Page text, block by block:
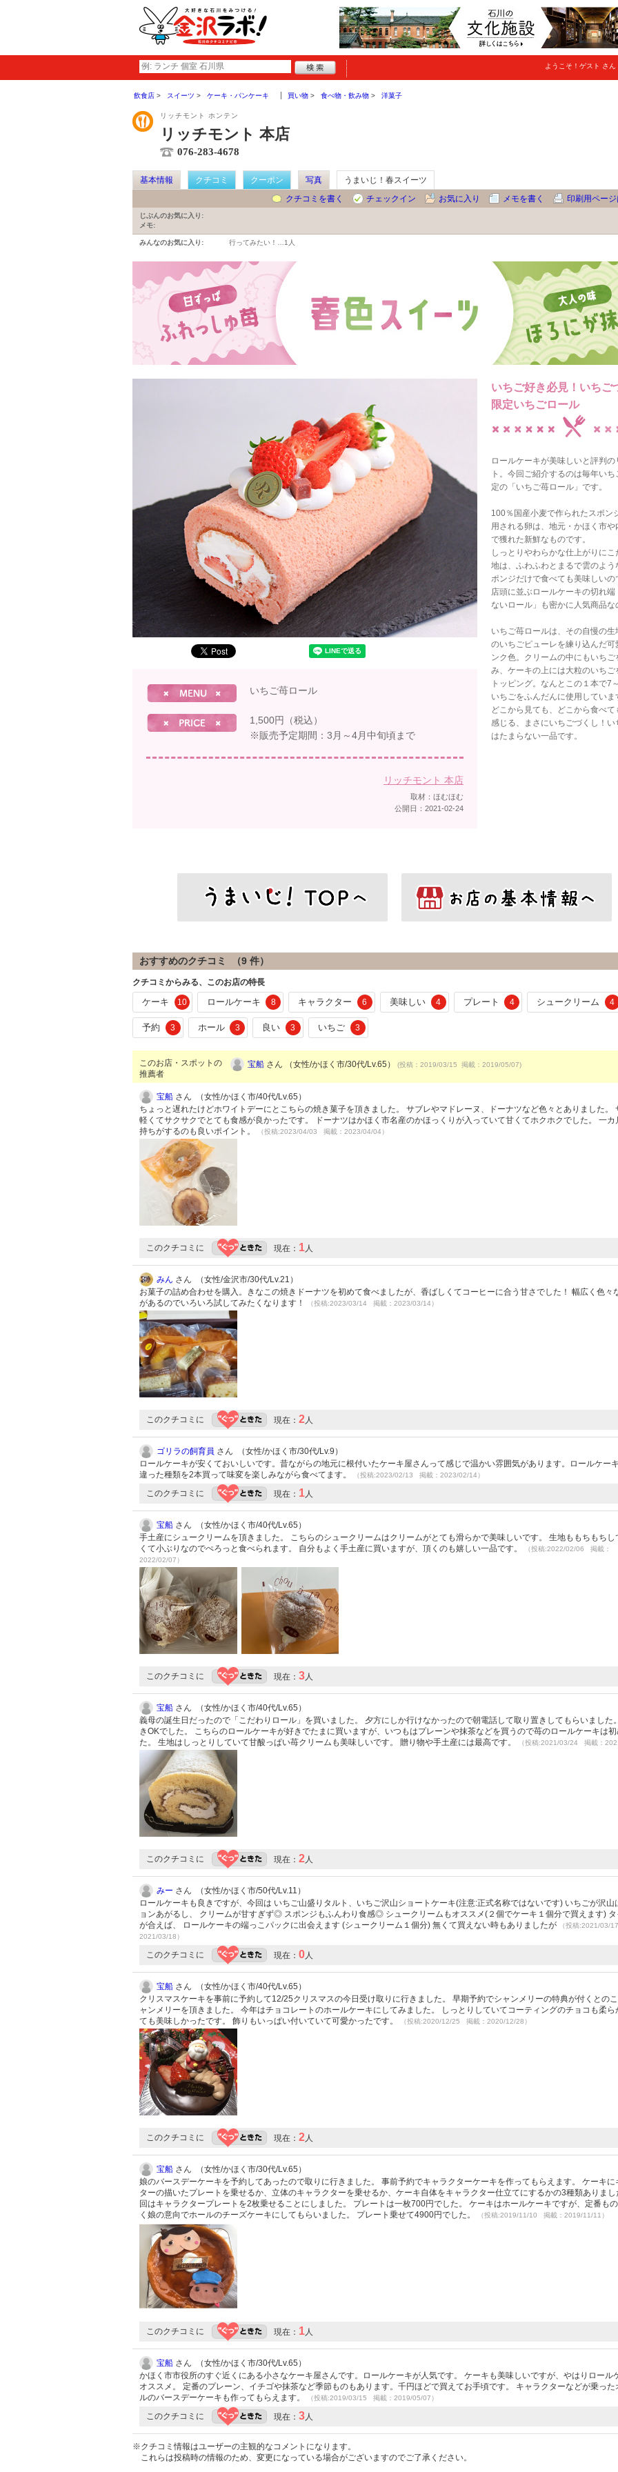
ようこそ！ ゲスト さん
飲食店 スイーツ ケーキ・パンケーキ 買い物 食べ物・飲み物 洋菓子
リッチモント ホンテン
リッチモント 本店
076-283-4678
基本情報 クチコミ クーポン 写真
うまいじ！春スイーツ
クチコミを書く
チェックイン お気に入り メモを書く 印刷用ページ
じぶんのお気に入り:
メモ:
みんなのお気に入り: 行ってみたい！… 1人
いちご好き必見！いちご
限定いちごロール
ロールケーキが美味しいと評判の
ト。今回ご紹介するのは毎年いち
定の「いちご苺ロール」です。
100％国産小麦で作られたスポン
用される卵は、地元・かほく市や
で獲れた新鮮なものです。
しっとりやわらかな仕上がりにこ
地は、ふわふわとまるで雲のよう
ポンジだけで食べても美味しいの
店頭に並ぶロールケーキの切れ端
ないロール」も密かに人気商品な
いちご苺ロールは、その自慢の生
のいちごピューレを練り込んだ可
ンク色。クリームの中にもいちご
み、ケーキの上には大粒のいちご
トッピング。なんとこの１本で7
いちごをふんだんに使用していま
どこから見ても、どこから食べて
感じる、まさにいちごづくし！い
はたまらない一品です。
いちご苺ロール
1,500円（税込）
※販売予定期間：3月～4月中旬頃まで
リッチモント 本店
取材：ほむほむ
公開日：2021-02-24
おすすめのクチコミ （9 件）
クチコミからみる、このお店の特長
ケーキ 10 ロールケーキ 8 キャラクター 6 美味しい 4 プレート 4 シュークリーム 4
予約 3 ホール 3 良い 3 いちご 3
このお店・スポットの
推薦者
宝船 さん （女性/かほく市/30代/Lv.65） (投稿：2019/03/15 掲載：2019/05/07)
宝船 さん （女性/かほく市/40代/Lv.65）
ちょっと遅れたけどホワイトデーにとこちらの焼き菓子を頂きました。 サブレやマドレーヌ、ドーナツなど色々とありました。
軽くてサクサクでとても食感が良かったです。 ドーナツはかほく市名産のかほっくりが入っていて甘くてホクホクでした。 一カ
持ちがするのも良いポイント。
（投稿:2023/04/03 掲載：2023/04/04）
このクチコミに 現在： 1人
みん さん （女性/金沢市/30代/Lv.21）
お菓子の詰め合わせを購入。きなこの焼きドーナツを初めて食べましたが、香ばしくてコーヒーに合う甘さでした！ 幅広く色々
があるのでいろいろ試してみたくなります！
（投稿:2023/03/14 掲載：2023/03/14）
このクチコミに 現在： 2人
ゴリラの飼育員 さん （女性/かほく市/30代/Lv.9）
ロールケーキが安くておいしいです。昔ながらの地元に根付いたケーキ屋さんって感じで温かい雰囲気があります。ロールケー
違った種類を2本買って味変を楽しみながら食べてます。
（投稿:2023/02/13 掲載：2023/02/14）
このクチコミに 現在： 1人
宝船 さん （女性/かほく市/40代/Lv.65）
手土産にシュークリームを頂きました。 こちらのシュークリームはクリームがとても滑らかで美味しいです。 生地ももちもちし
くて小ぶりなのでぺろっと食べられます。 自分もよく手土産に買いますが、頂くのも嬉しい一品です。
（投稿:2022/02/06 掲載：
2022/02/07）
このクチコミに 現在： 3人
宝船 さん （女性/かほく市/40代/Lv.65）
義母の誕生日だったので「こだわりロール」を買いました。 夕方にしか行けなかったので朝電話して取り置きしてもらいました
きOKでした。 こちらのロールケーキが好きでたまに買いますが、いつもはプレーンや抹茶などを買うので苺のロールケーキは初
た。 生地はしっとりしていて甘酸っぱい苺クリームも美味しいです。 贈り物や手土産には最高です。
（投稿:2021/03/24 掲載：
このクチコミに 現在： 2人
みー さん （女性/かほく市/50代/Lv.11）
ロールケーキも良きですが、今回は いちご山盛りタルト、いちご沢山ショートケーキ(注意:正式名称ではないです) いちごが沢山
ョンあがるし、 クリームが甘すぎず◎ スポンジもふんわり食感◎ シュークリームもオススメ(２個でケーキ１個分で買えます)
が合えば、 ロールケーキの端っこパックに出会えます (シュークリーム１個分) 無くて買えない時もありましたが
（投稿:2021/03/
2021/03/18）
このクチコミに 現在： 0人
宝船 さん （女性/かほく市/40代/Lv.65）
クリスマスケーキを事前に予約して12/25クリスマスの今日受け取りに行きました。 早期予約でシャンメリーの特典が付くとの
ャンメリーを頂きました。 今年はチョコレートのホールケーキにしてみました。 しっとりしていてコーティングのチョコも柔ら
ても美味しかったです。 飾りもいっぱい付いていて可愛かったです。
（投稿:2020/12/25 掲載：2020/12/28）
このクチコミに 現在： 2人
宝船 さん （女性/かほく市/30代/Lv.65）
娘のバースデーケーキを予約してあったので取りに行きました。 事前予約でキャラクターケーキを作ってもらえます。 ケーキに
ターの描いたプレートを乗せるか、立体のキャラクターを乗せるか、ケーキ自体をキャラクター仕立てにするかの3種類ありまし
回はキャラクタープレートを2枚乗せることにしました。 プレートは一枚700円でした。 ケーキはホールケーキですが、定番も
く娘の意向でホールのチーズケーキにしてもらいました。 プレート乗せて4900円でした。
（投稿:2019/11/10 掲載：2019/11/11）
このクチコミに 現在： 1人
宝船 さん （女性/かほく市/30代/Lv.65）
かほく市市役所のすぐ近くにある小さなケーキ屋さんです。ロールケーキが人気です。 ケーキも美味しいですが、やはりロール
オススメ。 定番のプレーン、イチゴや抹茶など季節ものもあります。千円ほどで買えてお手頃です。 キャラクターなどが乗った
ルのバースデーケーキも作ってもらえます。
（投稿:2019/03/15 掲載：2019/05/07）
このクチコミに 現在： 3人
※クチコミ情報はユーザーの主観的なコメントになります。
これらは投稿時の情報のため、変更になっている場合がございますのでご了承ください。